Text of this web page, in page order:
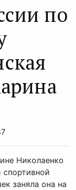
по
Николаенко
заняла она на